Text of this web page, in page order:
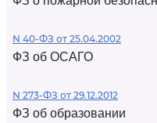
N 40-ФЗ от 25.04.2002
ФЗ об ОСАГО
N 273-ФЗ от 29.12.2012
ФЗ об образовании